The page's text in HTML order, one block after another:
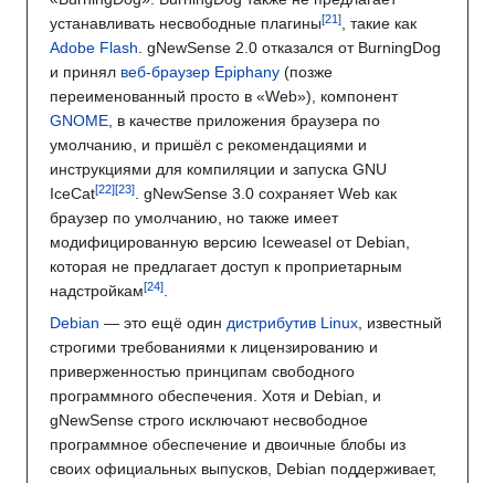
устанавливать несвободные плагины
, такие как
Adobe Flash. gNewSense 2.0 отказался от BurningDog
и принял веб-браузер Epiphany (позже
переименованный просто в «Web»), компонент
GNOME, в качестве приложения браузера по
умолчанию, и пришёл с рекомендациями и
инструкциями для компиляции и запуска GNU
IceCat
. gNewSense 3.0 сохраняет Web как
браузер по умолчанию, но также имеет
модифицированную версию Iceweasel от Debian,
которая не предлагает доступ к проприетарным
надстройкам
.
Debian — это ещё один дистрибутив Linux, известный
строгими требованиями к лицензированию и
приверженностью принципам свободного
программного обеспечения. Хотя и Debian, и
gNewSense строго исключают несвободное
программное обеспечение и двоичные блобы из
своих официальных выпусков, Debian поддерживает,